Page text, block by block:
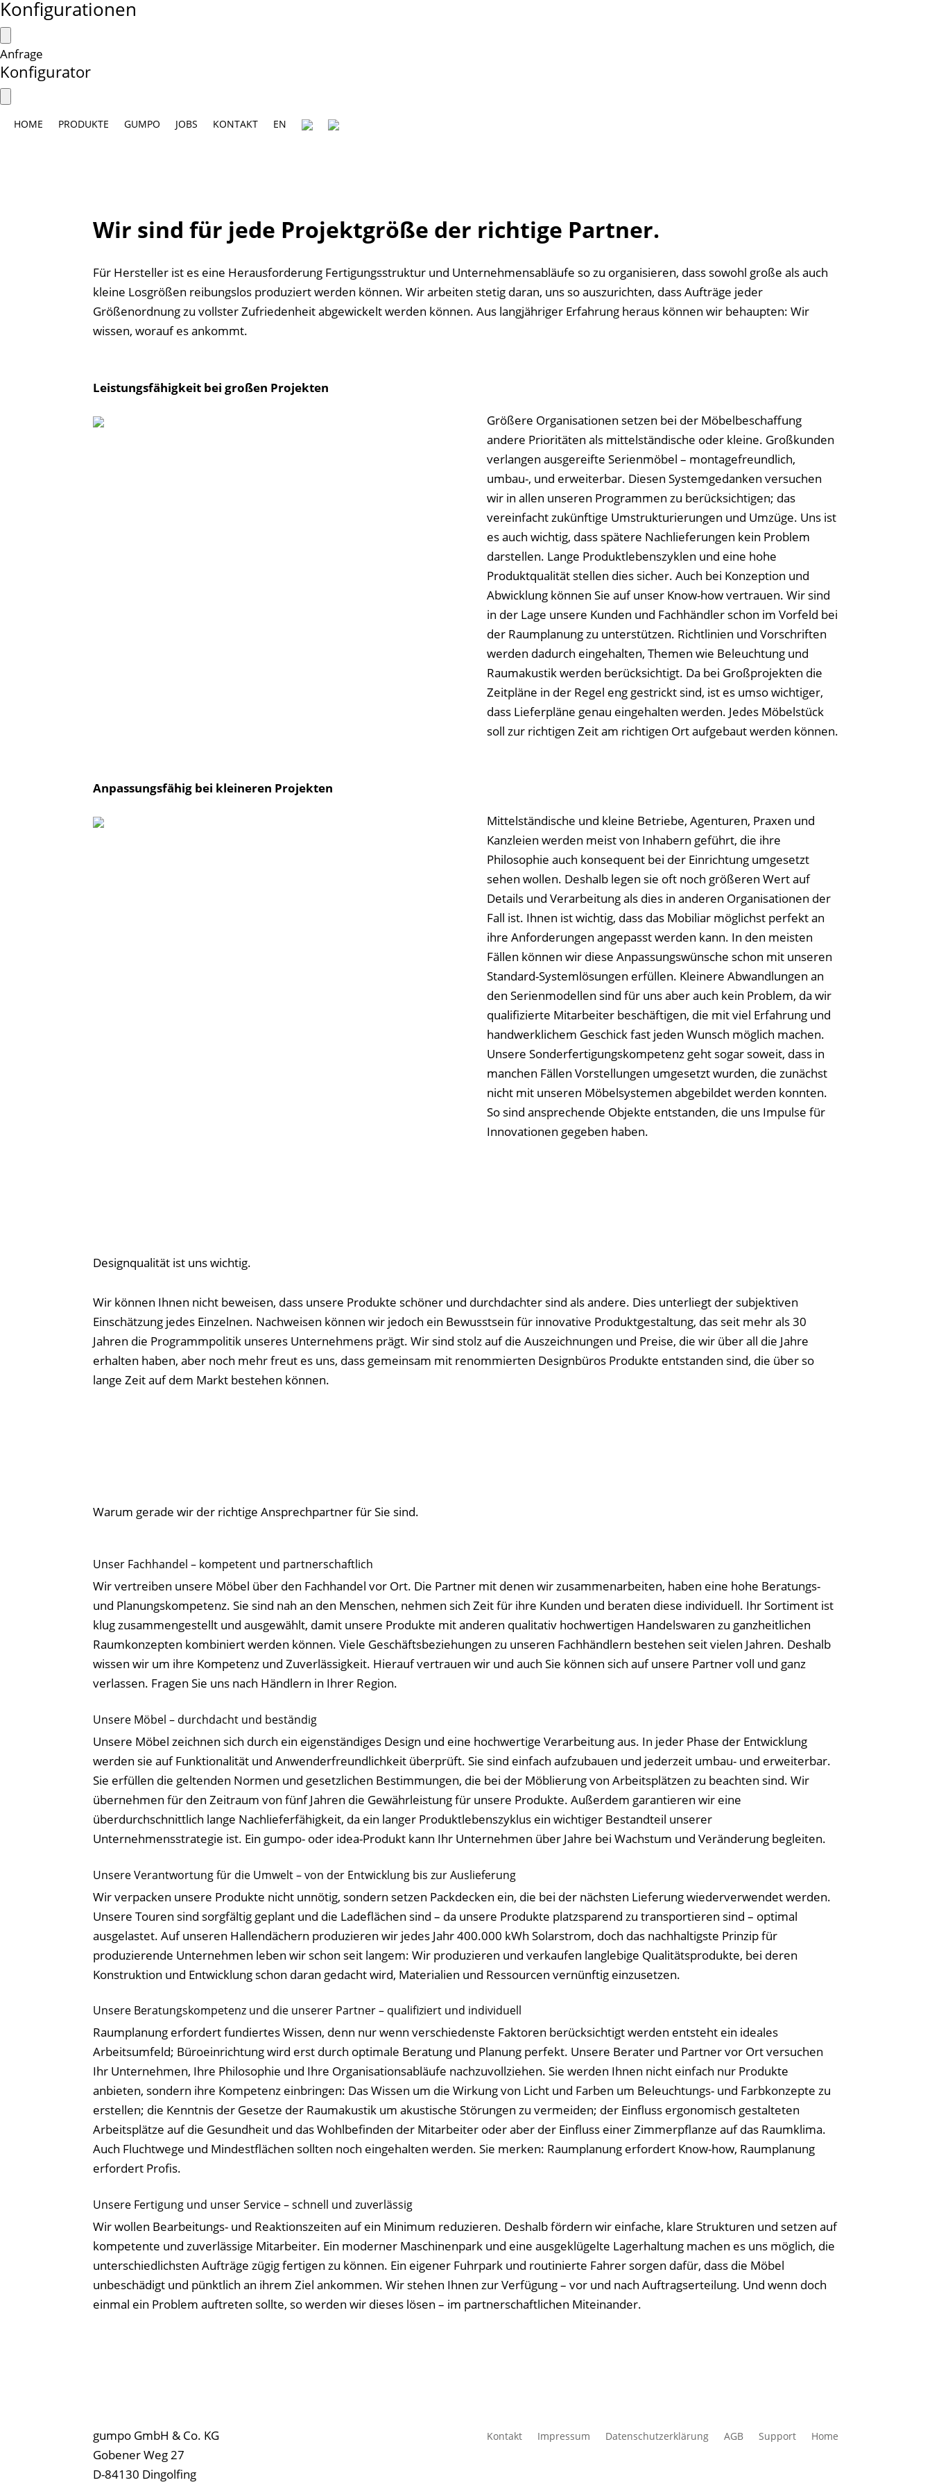
Konfigurationen
Anfrage
Konfigurator
HOME PRODUKTE GUMPO JOBS KONTAKT EN
Wir sind für jede Projektgröße der richtige Partner.
Für Hersteller ist es eine Herausforderung Fertigungsstruktur und Unternehmensabläufe so zu organisieren, dass sowohl große als auch
kleine Losgrößen reibungslos produziert werden können. Wir arbeiten stetig daran, uns so auszurichten, dass Aufträge jeder
Größenordnung zu vollster Zufriedenheit abgewickelt werden können. Aus langjähriger Erfahrung heraus können wir behaupten: Wir
wissen, worauf es ankommt.
Leistungsfähigkeit bei großen Projekten
Größere Organisationen setzen bei der Möbelbeschaffung
andere Prioritäten als mittelständische oder kleine. Großkunden
verlangen ausgereifte Serienmöbel – montagefreundlich,
umbau-, und erweiterbar. Diesen Systemgedanken versuchen
wir in allen unseren Programmen zu berücksichtigen; das
vereinfacht zukünftige Umstrukturierungen und Umzüge. Uns ist
es auch wichtig, dass spätere Nachlieferungen kein Problem
darstellen. Lange Produktlebenszyklen und eine hohe
Produktqualität stellen dies sicher. Auch bei Konzeption und
Abwicklung können Sie auf unser Know-how vertrauen. Wir sind
in der Lage unsere Kunden und Fachhändler schon im Vorfeld bei
der Raumplanung zu unterstützen. Richtlinien und Vorschriften
werden dadurch eingehalten, Themen wie Beleuchtung und
Raumakustik werden berücksichtigt. Da bei Großprojekten die
Zeitpläne in der Regel eng gestrickt sind, ist es umso wichtiger,
dass Lieferpläne genau eingehalten werden. Jedes Möbelstück
soll zur richtigen Zeit am richtigen Ort aufgebaut werden können.
Anpassungsfähig bei kleineren Projekten
Mittelständische und kleine Betriebe, Agenturen, Praxen und
Kanzleien werden meist von Inhabern geführt, die ihre
Philosophie auch konsequent bei der Einrichtung umgesetzt
sehen wollen. Deshalb legen sie oft noch größeren Wert auf
Details und Verarbeitung als dies in anderen Organisationen der
Fall ist. Ihnen ist wichtig, dass das Mobiliar möglichst perfekt an
ihre Anforderungen angepasst werden kann. In den meisten
Fällen können wir diese Anpassungswünsche schon mit unseren
Standard-Systemlösungen erfüllen. Kleinere Abwandlungen an
den Serienmodellen sind für uns aber auch kein Problem, da wir
qualifizierte Mitarbeiter beschäftigen, die mit viel Erfahrung und
handwerklichem Geschick fast jeden Wunsch möglich machen.
Unsere Sonderfertigungskompetenz geht sogar soweit, dass in
manchen Fällen Vorstellungen umgesetzt wurden, die zunächst
nicht mit unseren Möbelsystemen abgebildet werden konnten.
So sind ansprechende Objekte entstanden, die uns Impulse für
Innovationen gegeben haben.
Designqualität ist uns wichtig.
Wir können Ihnen nicht beweisen, dass unsere Produkte schöner und durchdachter sind als andere. Dies unterliegt der subjektiven
Einschätzung jedes Einzelnen. Nachweisen können wir jedoch ein Bewusstsein für innovative Produktgestaltung, das seit mehr als 30
Jahren die Programmpolitik unseres Unternehmens prägt. Wir sind stolz auf die Auszeichnungen und Preise, die wir über all die Jahre
erhalten haben, aber noch mehr freut es uns, dass gemeinsam mit renommierten Designbüros Produkte entstanden sind, die über so
lange Zeit auf dem Markt bestehen können.
Warum gerade wir der richtige Ansprechpartner für Sie sind.
Unser Fachhandel – kompetent und partnerschaftlich
Wir vertreiben unsere Möbel über den Fachhandel vor Ort. Die Partner mit denen wir zusammenarbeiten, haben eine hohe Beratungs-
und Planungskompetenz. Sie sind nah an den Menschen, nehmen sich Zeit für ihre Kunden und beraten diese individuell. Ihr Sortiment ist
klug zusammengestellt und ausgewählt, damit unsere Produkte mit anderen qualitativ hochwertigen Handelswaren zu ganzheitlichen
Raumkonzepten kombiniert werden können. Viele Geschäftsbeziehungen zu unseren Fachhändlern bestehen seit vielen Jahren. Deshalb
wissen wir um ihre Kompetenz und Zuverlässigkeit. Hierauf vertrauen wir und auch Sie können sich auf unsere Partner voll und ganz
verlassen. Fragen Sie uns nach Händlern in Ihrer Region.
Unsere Möbel – durchdacht und beständig
Unsere Möbel zeichnen sich durch ein eigenständiges Design und eine hochwertige Verarbeitung aus. In jeder Phase der Entwicklung
werden sie auf Funktionalität und Anwenderfreundlichkeit überprüft. Sie sind einfach aufzubauen und jederzeit umbau- und erweiterbar.
Sie erfüllen die geltenden Normen und gesetzlichen Bestimmungen, die bei der Möblierung von Arbeitsplätzen zu beachten sind. Wir
übernehmen für den Zeitraum von fünf Jahren die Gewährleistung für unsere Produkte. Außerdem garantieren wir eine
überdurchschnittlich lange Nachlieferfähigkeit, da ein langer Produktlebenszyklus ein wichtiger Bestandteil unserer
Unternehmensstrategie ist. Ein gumpo- oder idea-Produkt kann Ihr Unternehmen über Jahre bei Wachstum und Veränderung begleiten.
Unsere Verantwortung für die Umwelt – von der Entwicklung bis zur Auslieferung
Wir verpacken unsere Produkte nicht unnötig, sondern setzen Packdecken ein, die bei der nächsten Lieferung wiederverwendet werden.
Unsere Touren sind sorgfältig geplant und die Ladeflächen sind – da unsere Produkte platzsparend zu transportieren sind – optimal
ausgelastet. Auf unseren Hallendächern produzieren wir jedes Jahr 400.000 kWh Solarstrom, doch das nachhaltigste Prinzip für
produzierende Unternehmen leben wir schon seit langem: Wir produzieren und verkaufen langlebige Qualitätsprodukte, bei deren
Konstruktion und Entwicklung schon daran gedacht wird, Materialien und Ressourcen vernünftig einzusetzen.
Unsere Beratungskompetenz und die unserer Partner – qualifiziert und individuell
Raumplanung erfordert fundiertes Wissen, denn nur wenn verschiedenste Faktoren berücksichtigt werden entsteht ein ideales
Arbeitsumfeld; Büroeinrichtung wird erst durch optimale Beratung und Planung perfekt. Unsere Berater und Partner vor Ort versuchen
Ihr Unternehmen, Ihre Philosophie und Ihre Organisationsabläufe nachzuvollziehen. Sie werden Ihnen nicht einfach nur Produkte
anbieten, sondern ihre Kompetenz einbringen: Das Wissen um die Wirkung von Licht und Farben um Beleuchtungs- und Farbkonzepte zu
erstellen; die Kenntnis der Gesetze der Raumakustik um akustische Störungen zu vermeiden; der Einfluss ergonomisch gestalteten
Arbeitsplätze auf die Gesundheit und das Wohlbefinden der Mitarbeiter oder aber der Einfluss einer Zimmerpflanze auf das Raumklima.
Auch Fluchtwege und Mindestflächen sollten noch eingehalten werden. Sie merken: Raumplanung erfordert Know-how, Raumplanung
erfordert Profis.
Unsere Fertigung und unser Service – schnell und zuverlässig
Wir wollen Bearbeitungs- und Reaktionszeiten auf ein Minimum reduzieren. Deshalb fördern wir einfache, klare Strukturen und setzen auf
kompetente und zuverlässige Mitarbeiter. Ein moderner Maschinenpark und eine ausgeklügelte Lagerhaltung machen es uns möglich, die
unterschiedlichsten Aufträge zügig fertigen zu können. Ein eigener Fuhrpark und routinierte Fahrer sorgen dafür, dass die Möbel
unbeschädigt und pünktlich an ihrem Ziel ankommen. Wir stehen Ihnen zur Verfügung – vor und nach Auftragserteilung. Und wenn doch
einmal ein Problem auftreten sollte, so werden wir dieses lösen – im partnerschaftlichen Miteinander.
gumpo GmbH & Co. KG
Gobener Weg 27
D-84130 Dingolfing
Kontakt Impressum Datenschutzerklärung AGB Support Home